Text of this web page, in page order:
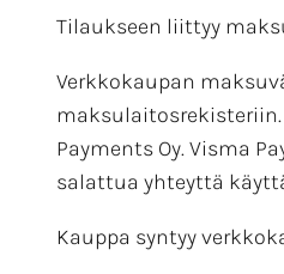
Tilaukseen liittyy
Verkkokaupan
Payments Oy. Visma
salattua yhteyttä
Kauppa syntyy